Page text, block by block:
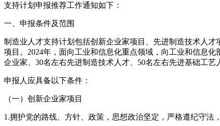
支持计划申报推荐工作通知如下：
一、申报条件及范围
制造业人才支持计划包括创新企业家项目、先进制造技术人才
项目。2024年，面向工业和信息化重点领域，向工业和信息化
企业家、30名左右先进制造技术人才、50名左右先进基础工艺
申报人应具备以下条件：
（一）创新企业家项目
1.拥护党的路线、方针、政策，思想政治坚定，严格遵纪守法